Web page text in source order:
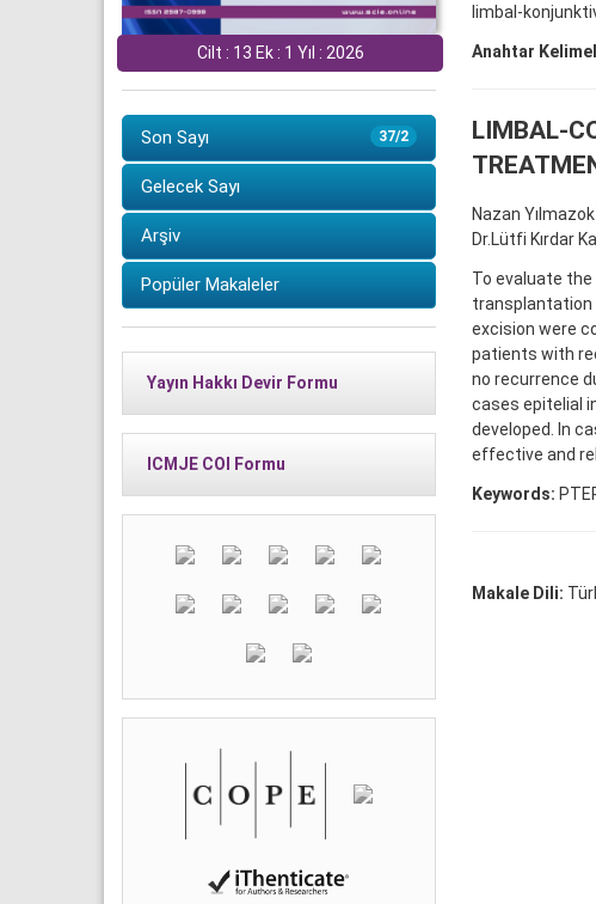
Cilt : 13 Ek : 1 Yıl : 2026
37/2
Son Sayı
Gelecek Sayı
Arşiv
Popüler Makaleler
Yayın Hakkı Devir Formu
ICMJE COI Formu
limbal-
Anahtar
LIMBAL-
Nazan Yılmazok
Dr.Lütfi Kırdar
To evaluate
transplantation
excision were
patients with
no recurrence
cases epitelial
developed. In
effective and
Keywords:
Makale Dili: